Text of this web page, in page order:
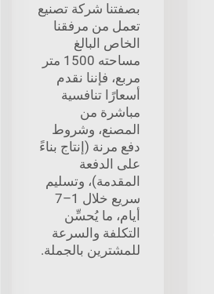
بصفتنا شركة تصنيع
تعمل من مرفقنا
الخاص البالغ
مساحته 1500 متر
مربع، فإننا نقدم
أسعارًا تنافسية
مباشرة من
المصنع، وشروط
دفع مرنة (إنتاج بناءً
على الدفعة
المقدمة)، وتسليم
سريع خلال 1–7
أيام، ما يُحسِّن
التكلفة والسرعة
للمشترين بالجملة.